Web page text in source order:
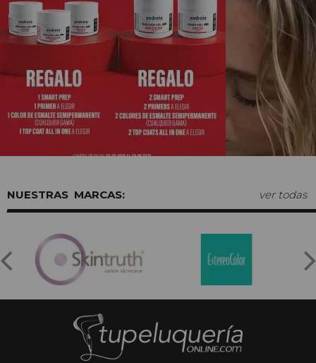
MARCAS: ver todas